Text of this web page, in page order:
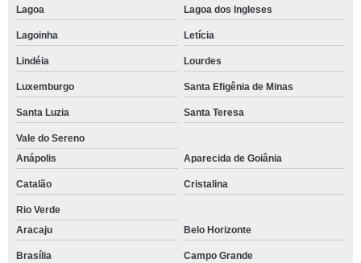
Lagoa Lagoa dos Ingleses
Lagoinha Letícia
Lindéia Lourdes
Luxemburgo Santa Efigênia de Minas
Santa Luzia Santa Teresa
Vale do Sereno
Anápolis
Aparecida de Goiânia
Catalão Cristalina
Rio Verde
Aracaju
Belo Horizonte
Brasília Campo Grande